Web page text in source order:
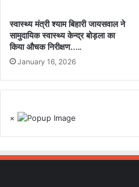
स्वास्थ्य मंत्री श्याम बिहारी जायसवाल ने
सामुदायिक स्वास्थ्य केन्द्र बोड़ला का
किया औचक निरीक्षण…..
January 16, 2026
×